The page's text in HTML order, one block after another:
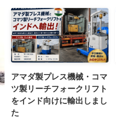
アマダ製プレス機械・コマ
ツ製リーチフォークリフト
をインド向けに輸出しまし
た